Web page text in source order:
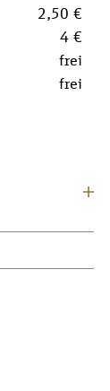
2,50 €
4 €
frei
frei